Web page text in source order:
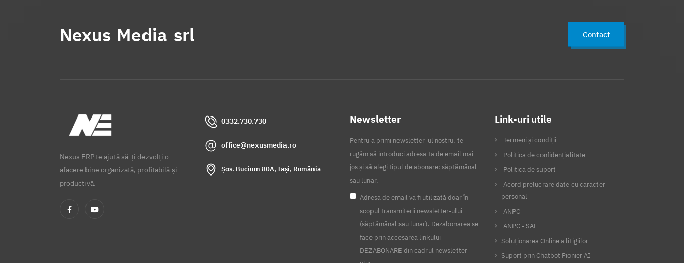
Nexus Media srl Contact
Nexus ERP te ajută să-ți dezvolți o
afacere bine organizată, profitabilă și
productivă.
0332.730.730
office@nexusmedia.ro
Șos. Bucium 80A, Iași, România
Newsletter
Pentru a primi newsletter-ul nostru, te
rugăm să introduci adresa ta de email mai
jos și să alegi tipul de abonare: săptămânal
sau lunar.
Adresa de email va fi utilizată doar în
scopul transmiterii newsletter-ului
(săptămânal sau lunar). Dezabonarea se
face prin accesarea linkului
DEZABONARE din cadrul newsletter-
Link-uri utile
Termeni și condiții
Politica de confidențialitate
Politica de suport
Acord prelucrare date cu caracter
personal
ANPC
ANPC - SAL
Soluționarea Online a litigiilor
Suport prin Chatbot Pionier AI